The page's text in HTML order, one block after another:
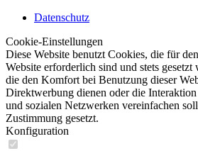
Datenschutz
Cookie-Einstellungen
Diese Website benutzt Cookies, die für
Website erforderlich sind und stets
die den Komfort bei Benutzung dieser
Direktwerbung dienen oder die Interaktion
und sozialen Netzwerken vereinfachen
Zustimmung gesetzt.
Konfiguration